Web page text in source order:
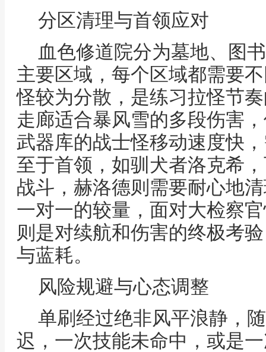
分区清理与首领应对
血色修道院分为墓地、图
主要区域，每个区域都需要
怪较为分散，是练习拉怪节
走廊适合暴风雪的多段伤害
武器库的战士怪移动速度快
至于首领，如驯犬者洛克希
战斗，赫洛德则需要耐心地
一对一的较量，面对大检察
则是对续航和伤害的终极考
与蓝耗。
风险规避与心态调整
单刷经过绝非风平浪静，
迟，一次技能未命中，或是